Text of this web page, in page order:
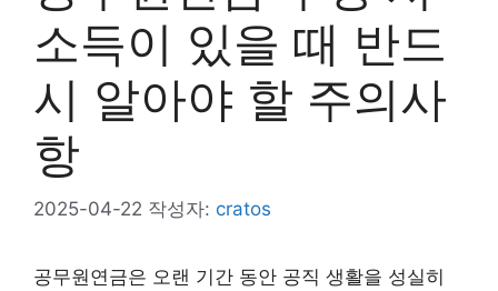
소득이 있을 때 반드
시 알아야 할 주의사
항
2025-04-22 작성자: cratos
공무원연금은 오랜 기간 동안 공직 생활을 성실히